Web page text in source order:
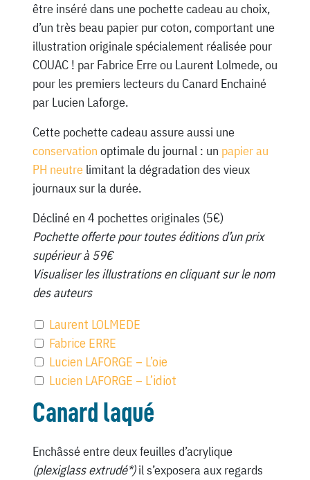
être inséré dans une pochette cadeau au choix,
d’un très beau papier pur coton, comportant une
illustration originale spécialement réalisée pour
COUAC ! par Fabrice Erre ou Laurent Lolmede, ou
pour les premiers lecteurs du Canard Enchainé
par Lucien Laforge.
Cette pochette cadeau assure aussi une
conservation optimale du journal : un papier au
PH neutrelimitant la dégradation des vieux
journaux sur la durée.
Décliné en 4 pochettes originales (5€)
Pochette offerte pour toutes éditions d’un prix
supérieur à 59€
Visualiser les illustrations en cliquant sur le nom
des auteurs
Laurent LOLMEDE
Fabrice ERRE
Lucien LAFORGE – L’oie
Lucien LAFORGE – L’idiot
Canard laqué
Enchâssé entre deux feuilles d’acrylique
(plexiglass extrudé*)il s’exposera aux regards